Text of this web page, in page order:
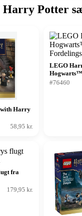
Harry Potter
with Harry
58,95 kr.
LEGO
#76460
fra
179,95 kr.